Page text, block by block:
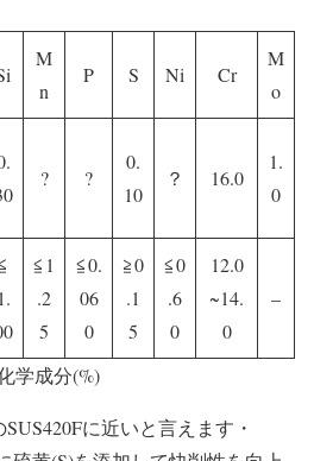
M
n
P S Ni Cr
M
o
? ?
0.
10
？ 16.0
1.
0
1.
≦1
.2
5
≦0.
06
0
≧0
.1
5
≦0
.6
0
12.0
~14.
0
–
学成分(%)
に近いと言えます・